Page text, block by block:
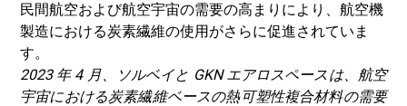
民間航空および航空宇宙の需要の高まりにより、航空機
製造における炭素繊維の使用がさらに促進されていま
す。
2023 年 4 月、ソルベイと GKN エアロスペースは、航空
宇宙における炭素繊維ベースの熱可塑性複合材料の需要